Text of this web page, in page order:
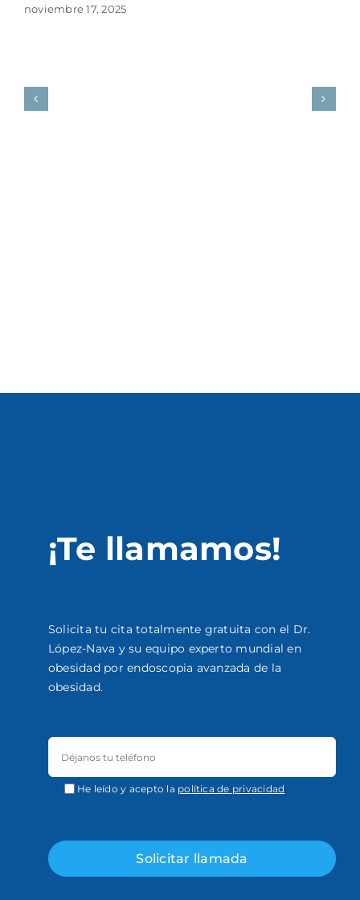
noviembre 17, 2025
¡Te llamamos!
Solicita tu cita totalmente gratuita con el Dr.
López-Nava y su equipo experto mundial en
obesidad por endoscopia avanzada de la
obesidad.
He leído y acepto la política de privacidad